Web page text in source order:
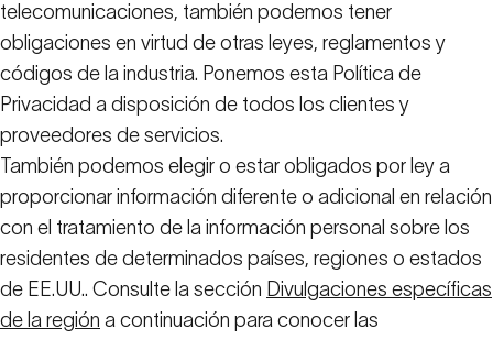
telecomunicaciones, también podemos tener
obligaciones en virtud de otras leyes, reglamentos y
códigos de la industria. Ponemos esta Política de
Privacidad a disposición de todos los clientes y
proveedores de servicios.
También podemos elegir o estar obligados por ley a
proporcionar información diferente o adicional en relación
con el tratamiento de la información personal sobre los
residentes de determinados países, regiones o estados
de EE.UU.. Consulte la sección Divulgaciones específicas
de la región a continuación para conocer las